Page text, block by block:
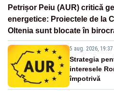
Petrișor Peiu (AUR) critică
energetice: Proiectele de la
Oltenia sunt blocate în
5 aug. 2026, 19:37
Strategia
interesele
împotrivă